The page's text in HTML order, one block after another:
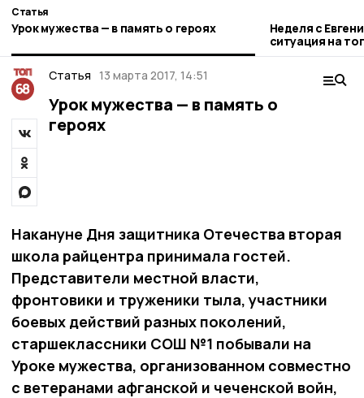
Статья
Урок мужества — в память о героях
Неделя с
ситуация на
городе и
Статья 13 марта 2017, 14:51
Урок мужества — в память о
героях
Накануне Дня защитника Отечества вторая
школа райцентра принимала гостей.
Представители местной власти,
фронтовики и труженики тыла, участники
боевых действий разных поколений,
старшеклассники СОШ №1 побывали на
Уроке мужества, организованном совместно
с ветеранами афганской и чеченской войн,